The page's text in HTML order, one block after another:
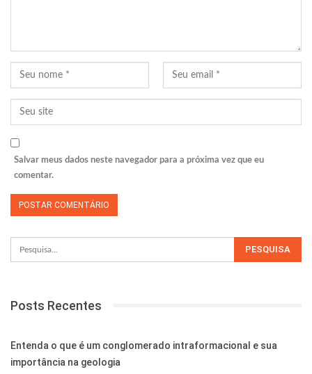
Salvar meus dados neste navegador para a próxima vez que eu
comentar.
Posts Recentes
Entenda o que é um conglomerado intraformacional e sua
importância na geologia